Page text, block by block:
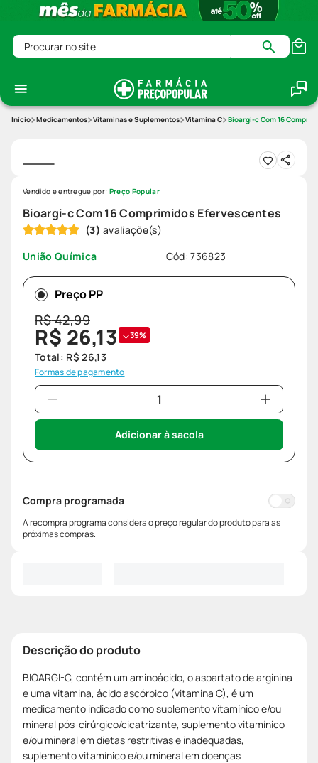
Procurar no site
Medicamentos Vitaminas e Suplementos Vitamina C Bioargi-c Com 16
Bioargi-c Com 16 Comprimidos Efervescentes
(3)
União Química
Cód:736823
Vendido e entregue por: Preço Popular
Preço PP
R$42,99
R$ 26,13 39%
Total: R$ 26,13
Formas de pagamento
Adicionar à sacola
Compra programada
A recompra programa considera o preço regular do produto para as
próximas compras.
Descrição do produto
BIOARGI-C, contém um aminoácido, o aspartato de arginina
e uma vitamina, ácido ascórbico (vitamina C), é um
medicamento indicado como suplemento vitamínico e/ou
mineral pós-cirúrgico/cicatrizante, suplemento vitamínico
e/ou mineral em dietas restritivas e inadequadas,
suplemento vitamínico e/ou mineral em doenças